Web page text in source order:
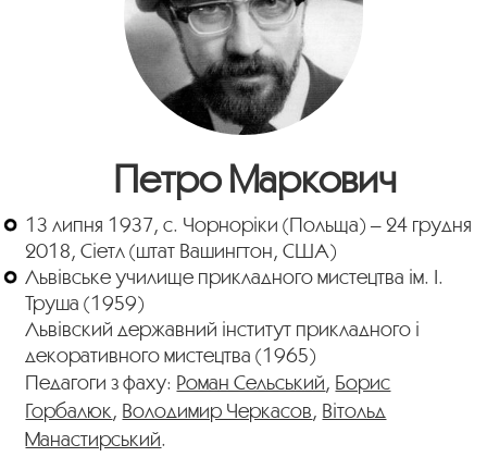
Петро Маркович
13 липня 1937, с. Чорноріки (Польща) – 24 грудня
2018, Сіетл (штат Вашингтон, США)
Львівське училище прикладного мистецтва ім. І.
Труша (1959)
Львівский державний інститут прикладного і
декоративного мистецтва (1965)
Педагоги з фаху: Роман Сельський, Борис
Горбалюк, Володимир Черкасов, Вітольд
Манастирський.